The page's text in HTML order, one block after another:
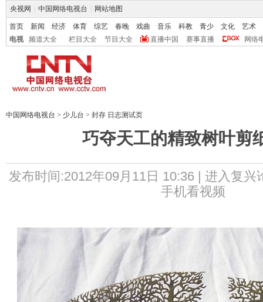
央视网 中国网络电视台 网站地图
首页 新闻 经济 体育 综艺 春晚 戏曲 音乐 科教 青少 文化
艺术
电视
频道大全 栏目大全 节目大全 直播中国 赛事直播 网络
中国网络电视台 > 少儿台 > 封存 日志测试页
巧夺天工的精致树叶剪
发布时间:2012年09月11日 10:36 | 进入复兴
手机看视频